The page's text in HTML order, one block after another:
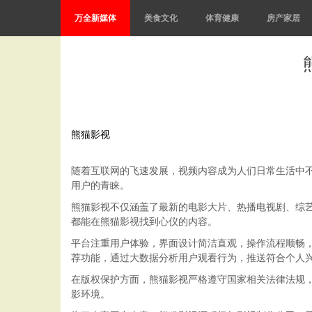
万全新媒体 美食文化 体育健康 房产家居
熊猫影视
随着互联网的飞速发展，视频内容成为人们日常生活
用户的青睐。
熊猫影视不仅涵盖了最新的电影大片、热播电视剧、
都能在熊猫影视找到心仪的内容。
平台注重用户体验，界面设计简洁直观，操作流程顺
荐功能，通过大数据分析用户观看行为，推送符合个人
在版权保护方面，熊猫影视严格遵守国家相关法律法
影环境。